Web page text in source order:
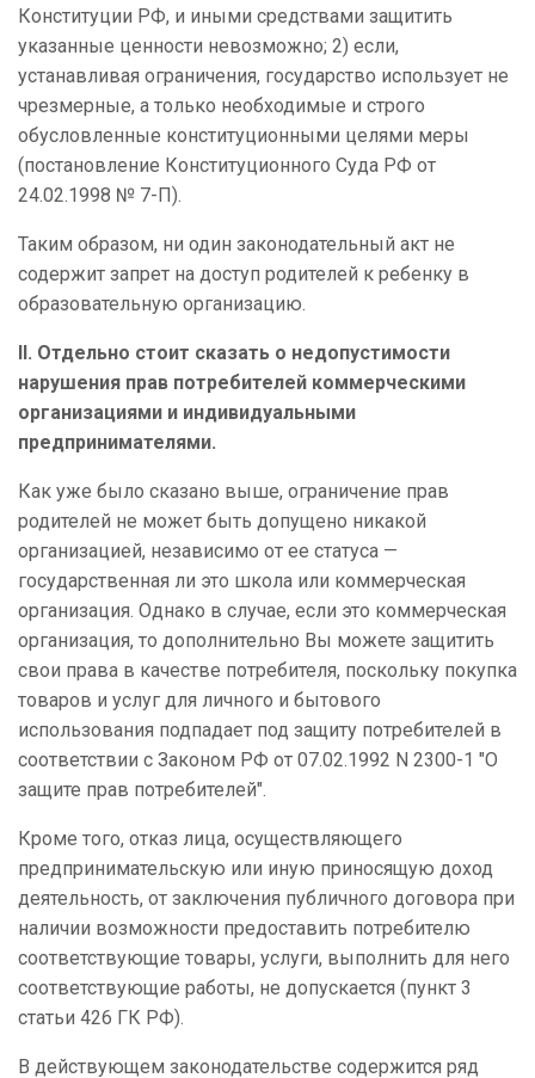
Конституции РФ, и иными средствами защитить
указанные ценности невозможно; 2) если,
устанавливая ограничения, государство использует не
чрезмерные, а только необходимые и строго
обусловленные конституционными целями меры
(постановление Конституционного Суда РФ от
24.02.1998 № 7-П).
Таким образом, ни один законодательный акт не
содержит запрет на доступ родителей к ребенку в
образовательную организацию.
II. Отдельно стоит сказать о недопустимости
нарушения прав потребителей коммерческими
организациями и индивидуальными
предпринимателями.
Как уже было сказано выше, ограничение прав
родителей не может быть допущено никакой
организацией, независимо от ее статуса —
государственная ли это школа или коммерческая
организация. Однако в случае, если это коммерческая
организация, то дополнительно Вы можете защитить
свои права в качестве потребителя, поскольку покупка
товаров и услуг для личного и бытового
использования подпадает под защиту потребителей в
соответствии с Законом РФ от 07.02.1992 N 2300-1 "О
защите прав потребителей".
Кроме того, отказ лица, осуществляющего
предпринимательскую или иную приносящую доход
деятельность, от заключения публичного договора при
наличии возможности предоставить потребителю
соответствующие товары, услуги, выполнить для него
соответствующие работы, не допускается (пункт 3
статьи 426 ГК РФ).
В действующем законодательстве содержится ряд